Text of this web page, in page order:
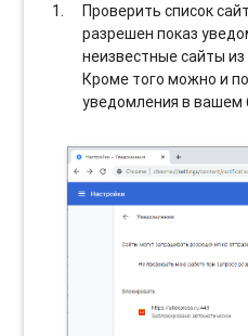
Проверить список
разрешен показ
неизвестные сайты из
Кроме того можно и
уведомления в вашем